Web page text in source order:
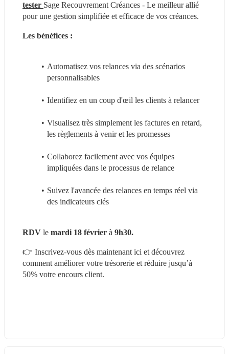
tester Sage Recouvrement Créances - Le meilleur allié
pour une gestion simplifiée et efficace de vos créances.
Les bénéfices :
Automatisez vos relances via des scénarios
personnalisables
Identifiez en un coup d'œil les clients à relancer
Visualisez très simplement les factures en retard,
les règlements à venir et les promesses
Collaborez facilement avec vos équipes
impliquées dans le processus de relance
Suivez l'avancée des relances en temps réel via
des indicateurs clés
RDV le mardi 18 février à 9h30.
👉 Inscrivez-vous dès maintenant ici et découvrez
comment améliorer votre trésorerie et réduire jusqu’à
50% votre encours client.